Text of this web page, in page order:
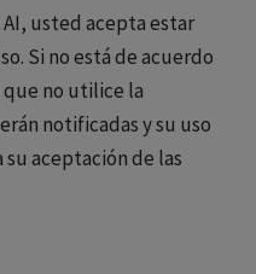
usted acepta estar
Si no está de acuerdo
no utilice la
notificadas y su uso
aceptación de las